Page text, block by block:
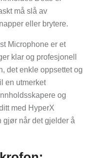
må slå av
eller brytere.
Microphone er et
klar og profesjonell
det enkle oppsettet og
en utmerket
og
med HyperX
gjør når det gjelder å